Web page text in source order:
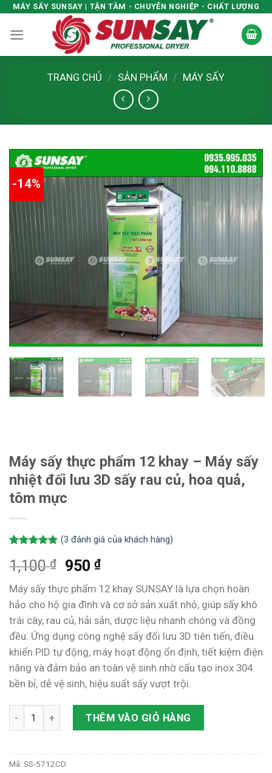
Skip
content
MÁY SẤY SUNSAY | TẬN TÂM - CHUYÊN NGHIỆP - CHẤT LƯỢNG
TRANG CHỦ / SẢN PHẨM / MÁY SẤY
-14%
Máy sấy thực phẩm 12 khay – Máy sấy
nhiệt đối lưu 3D sấy rau củ, hoa quả,
tôm mực
dựa trên
đánh giá
(3 đánh giá của khách hàng)
1,100₫ 950 ₫
Máy sấy thực phẩm 12 khay SUNSAY là lựa chọn hoàn
hảo cho hộ gia đình và cơ sở sản xuất nhỏ, giúp sấy khô
trái cây, rau củ, hải sản, dược liệu nhanh chóng và đồng
đều. Ứng dụng công nghệ sấy đối lưu 3D tiên tiến, điều
khiển PID tự động, máy hoạt động ổn định, tiết kiệm điện
năng và đảm bảo an toàn vệ sinh nhờ cấu tạo inox 304
bền bỉ, dễ vệ sinh, hiệu suất sấy vượt trội.
Máy sấy thực phẩm 12 khay – Máy sấy nhiệt đối lưu 3D sấy
THÊM VÀO GIỎ HÀNG
Mã: SS-5712CD